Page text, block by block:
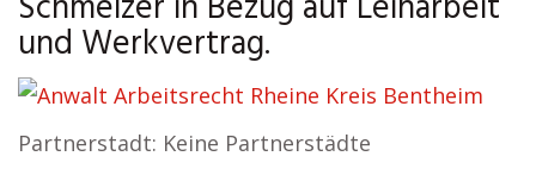
und Werkvertrag.
Partnerstadt: Keine Partnerstädte